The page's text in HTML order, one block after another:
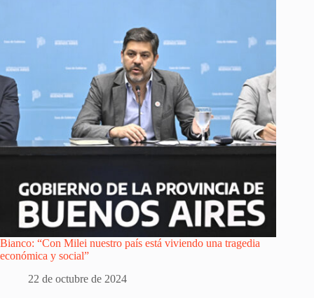
Bianco: “Con Milei nuestro país está viviendo una tragedia
económica y social”
22 de octubre de 2024